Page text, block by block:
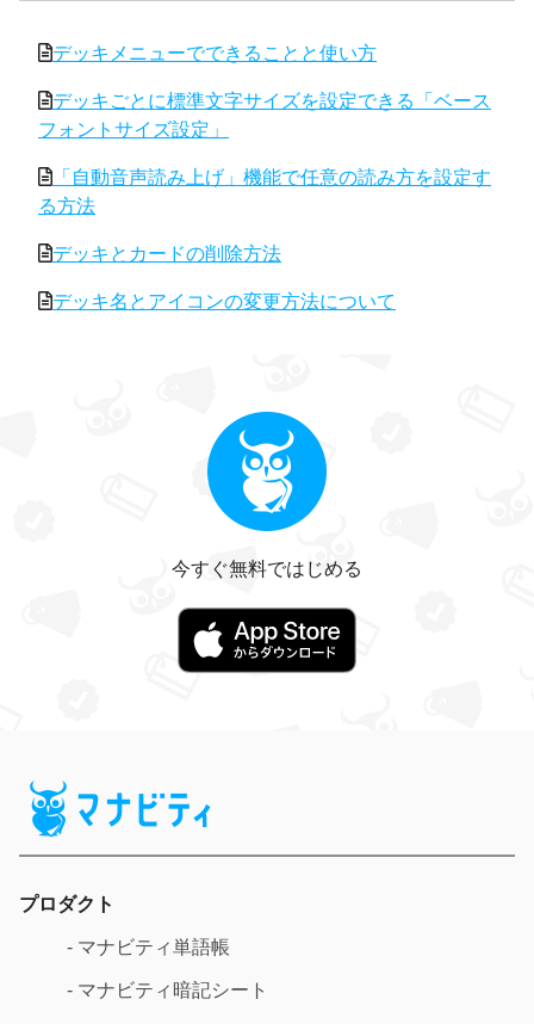
デッキメニューでできることと使い方
デッキごとに標準文字サイズを設定できる「ベース
フォントサイズ設定」
「自動音声読み上げ」機能で任意の読み方を設定す
る方法
デッキとカードの削除方法
デッキ名とアイコンの変更方法について
今すぐ無料ではじめる
プロダクト
- マナビティ単語帳
- マナビティ暗記シート